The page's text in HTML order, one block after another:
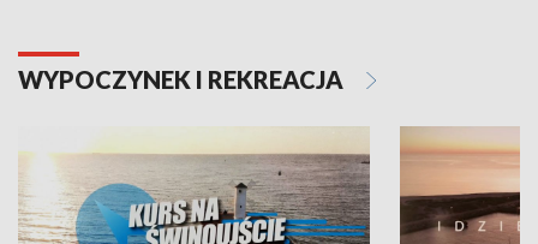
WYPOCZYNEK I REKREACJA